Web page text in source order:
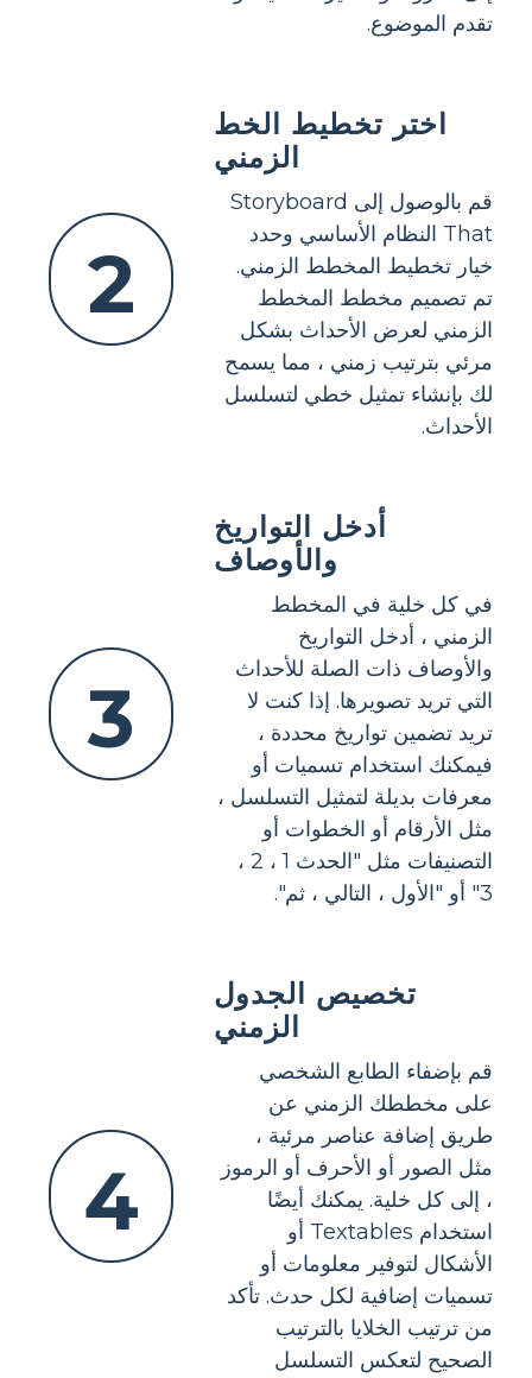
تقدم الموضوع.
2
اختر تخطيط الخط
الزمني
قم بالوصول إلى Storyboard
That النظام الأساسي وحدد
خيار تخطيط المخطط الزمني.
تم تصميم مخطط المخطط
الزمني لعرض الأحداث بشكل
مرئي بترتيب زمني ، مما يسمح
لك بإنشاء تمثيل خطي لتسلسل
الأحداث.
3
أدخل التواريخ
والأوصاف
في كل خلية في المخطط
الزمني ، أدخل التواريخ
والأوصاف ذات الصلة للأحداث
التي تريد تصويرها. إذا كنت لا
تريد تضمين تواريخ محددة ،
فيمكنك استخدام تسميات أو
معرفات بديلة لتمثيل التسلسل ،
مثل الأرقام أو الخطوات أو
التصنيفات مثل "الحدث 1 ، 2 ،
3" أو "الأول ، التالي ، ثم".
4
تخصيص الجدول
الزمني
قم بإضفاء الطابع الشخصي
على مخططك الزمني عن
طريق إضافة عناصر مرئية ،
مثل الصور أو الأحرف أو الرموز
، إلى كل خلية. يمكنك أيضًا
استخدام Textables أو
الأشكال لتوفير معلومات أو
تسميات إضافية لكل حدث. تأكد
من ترتيب الخلايا بالترتيب
الصحيح لتعكس التسلسل